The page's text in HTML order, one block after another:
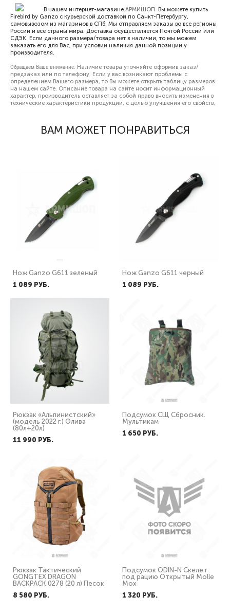
В нашем интернет-магазине АРМИШОП Вы можете купить
Firebird by Ganzo с курьерской доставкой по Санкт-Петербургу,
самовывозом из магазинов в СПб. Мы отправляем заказы во все регионы
России и все страны мира. Доставка осуществляется Почтой России или
СДЭК. Если данного размера/товара нет в наличии, то мы можем
заказать его для Вас, при условии наличия данной позиции у
производителя.
Обращаем Ваше внимание: Наличие товара уточняйте оформив заказ/
предзаказ или по телефону. Если у вас возникают проблемы с
определением Вашего размера, то Вы можете открыть таблицу размеров
на нашем сайте. Описание товара на сайте носит информационный
характер, производитель оставляет за собой право вносить изменения в
технические характеристики продукции, с целью улучшения его свойств.
ВАМ МОЖЕТ ПОНРАВИТЬСЯ
Нож Ganzo G611 зеленый
1 089 PУБ.
Нож Ganzo G611 черный
1 089 PУБ.
Рюкзак «Альпинистский»
(модель 2022 г.) Олива
(80л+20л)
11 990 PУБ.
Подсумок СЩ Сбросник.
Мультикам
1 650 PУБ.
Рюкзак Тактический
GONGTEX DRAGON
BACKPACK 0278 (20 л) Песок
8 580 PУБ.
Подсумок ODIN-N Скелет
под рацию Открытый Molle
Мох
1 320 PУБ.